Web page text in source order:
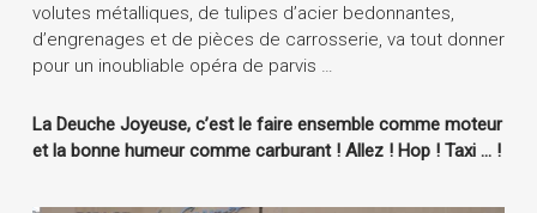
volutes métalliques, de tulipes d’acier bedonnantes,
d’engrenages et de pièces de carrosserie, va tout donner
pour un inoubliable opéra de parvis …
La Deuche Joyeuse, c’est le faire ensemble comme moteur
et la bonne humeur comme carburant ! Allez ! Hop ! Taxi … !